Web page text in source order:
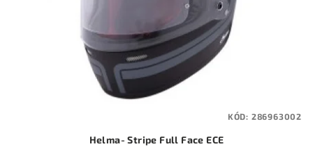
Helma- Stripe Full Face ECE
KÓD: 286963002